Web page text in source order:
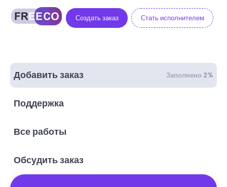
Создать заказ Стать исполнителем
Добавить заказ Заполнено 2%
Поддержка
Все работы
Обсудить заказ